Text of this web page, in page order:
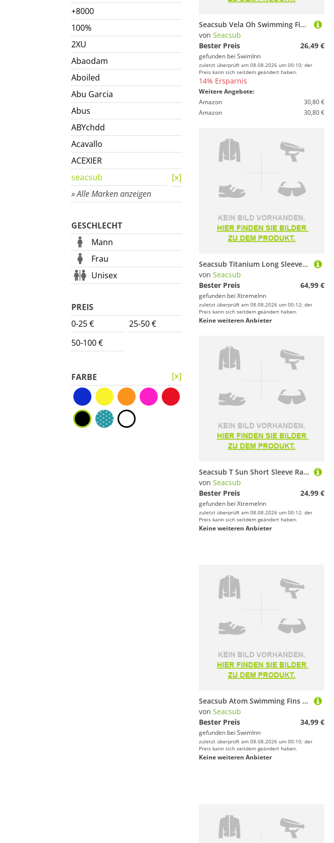
+8000
100%
2XU
Abaodam
Aboiled
Abu Garcia
Abus
ABYchdd
Acavallo
ACEXIER
seacsub
» Alle Marken anzeigen
GESCHLECHT
Mann
Frau
Unisex
PREIS
0-25 €
25-50 €
50-100 €
FARBE
Seacsub Vela Oh Swimming Fins Schwarz EU 36-38
von Seacsub
Bester Preis
26,49 €
gefunden bei SwimInn
zuletzt überprüft am 08.08.2026 um 00:10; der
Preis kann sich seitdem geändert haben.
14% Ersparnis
Weitere Angebote:
Amazon
30,80 €
Amazon
30,80 €
Seacsub Titanium Long Sleeve Thermal T-shirt Schwarz S Frau
von Seacsub
Bester Preis
64,99 €
gefunden bei XtremeInn
zuletzt überprüft am 08.08.2026 um 00:12; der
Preis kann sich seitdem geändert haben.
Keine weiteren Anbieter
Seacsub T Sun Short Sleeve Rash Guard Schwarz L Mann
von Seacsub
Bester Preis
24,99 €
gefunden bei XtremeInn
zuletzt überprüft am 08.08.2026 um 00:12; der
Preis kann sich seitdem geändert haben.
Keine weiteren Anbieter
Seacsub Atom Swimming Fins Schwarz EU 43-45
von Seacsub
Bester Preis
34,99 €
gefunden bei SwimInn
zuletzt überprüft am 08.08.2026 um 00:10; der
Preis kann sich seitdem geändert haben.
Keine weiteren Anbieter